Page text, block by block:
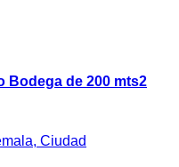
Bodega de 200 mts2
Ciudad